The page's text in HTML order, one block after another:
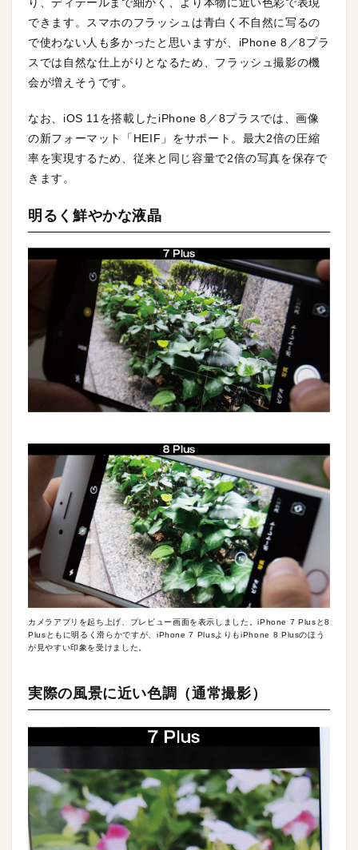
できます。スマホのフラッシュは青白く不自然に写るの
で使わない人も多かったと思いますが、iPhone 8／8プラ
スでは自然な仕上がりとなるため、フラッシュ撮影の機
会が増えそうです。
なお、iOS 11を搭載したiPhone 8／8プラスでは、画像
の新フォーマット「HEIF」をサポート。最大2倍の圧縮
率を実現するため、従来と同じ容量で2倍の写真を保存で
きます。
明るく鮮やかな液晶
カメラアプリを起ち上げ、プレビュー画面を表示しました。iPhone 7 Plusと8
Plusともに明るく滑らかですが、iPhone 7 PlusよりもiPhone 8 Plusのほう
が見やすい印象を受けました。
実際の風景に近い色調（通常撮影）